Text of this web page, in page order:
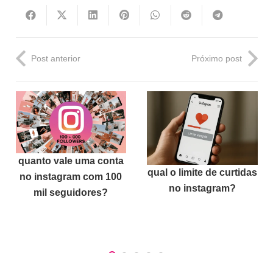
Post anterior Próximo post
quanto vale uma conta
no instagram com 100
mil seguidores?
qual o limite de curtidas
no instagram?